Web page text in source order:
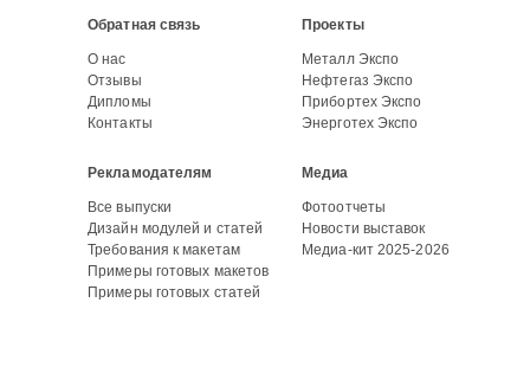
Новости выставок
Фотоотчеты
Контакты
Обратная связь
О нас
Отзывы
Дипломы
Проекты
Металл Экспо
Нефтегаз Экспо
Прибортех Экспо
Энерготех Экспо
Рекламодателям
Все выпуски
Дизайн модулей и статей
Требования к макетам
Примеры готовых макетов
Медиа
Медиа-кит 2025-2026
Примеры готовых статей